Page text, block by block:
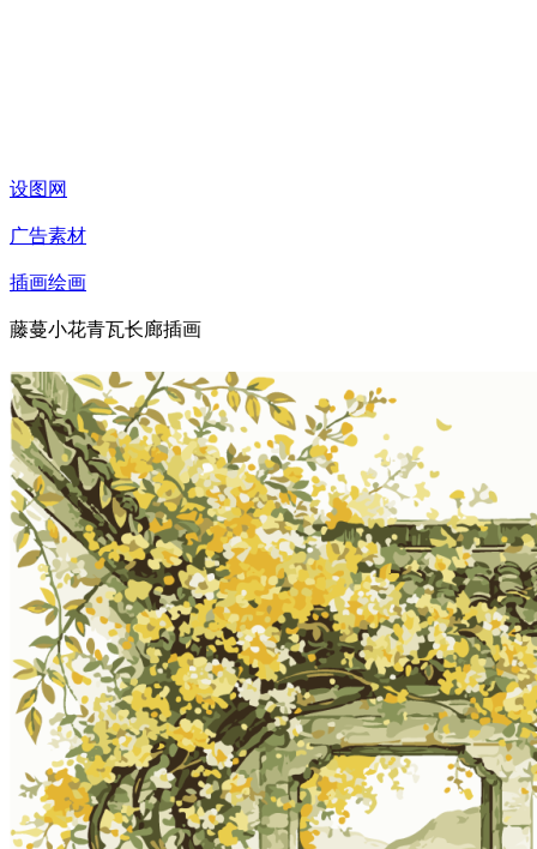
设图网
广告素材
插画绘画
藤蔓小花青瓦长廊插画